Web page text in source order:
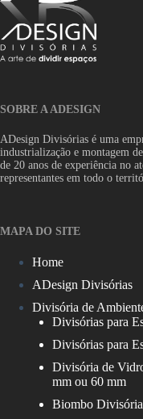
SOBRE A ADESIGN
ADesign Divisórias é uma
industrialização e montagem
de 20 anos de experiência no
representantes em todo o
MAPA DO SITE
Home
ADesign Divisórias
Divisória de
Divisórias para
Divisórias para
Divisória de
mm ou 60 mm
Biombo